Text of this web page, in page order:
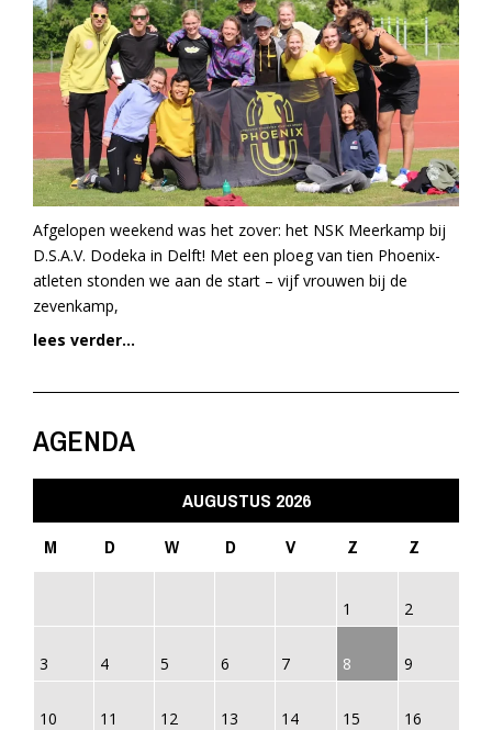
Afgelopen weekend was het zover: het NSK Meerkamp bij
D.S.A.V. Dodeka in Delft! Met een ploeg van tien Phoenix-
atleten stonden we aan de start – vijf vrouwen bij de
zevenkamp,
lees verder...
AGENDA
AUGUSTUS 2026
M
D W D V Z Z
1 2
3 4 5 6 7 8 9
10 11 12 13 14 15 16